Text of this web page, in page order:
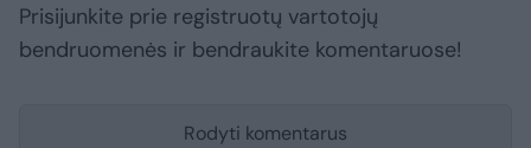
Prisijunkite prie registruotų vartotojų
bendruomenės ir bendraukite komentaruose!
Rodyti komentarus